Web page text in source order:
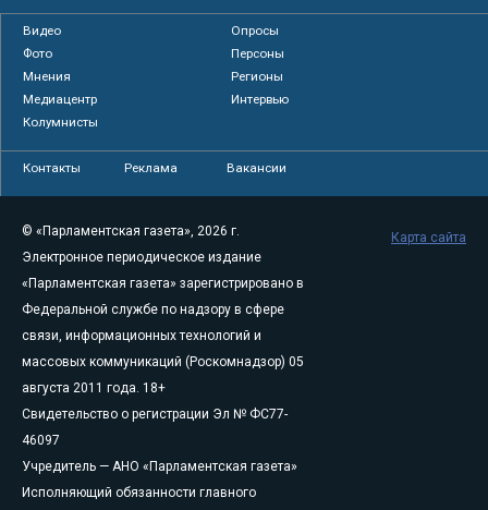
Видео
Опросы
Фото
Персоны
Мнения
Регионы
Медиацентр
Интервью
Колумнисты
Контакты Реклама Вакансии
© «Парламентская газета», 2026 г.
Электронное периодическое издание
«Парламентская газета» зарегистрировано в
Федеральной службе по надзору в сфере
связи, информационных технологий и
массовых коммуникаций (Роскомнадзор) 05
августа 2011 года. 18+
Свидетельство о регистрации Эл № ФС77-
46097
Учредитель — АНО «Парламентская газета»
Исполняющий обязанности главного
Карта сайта